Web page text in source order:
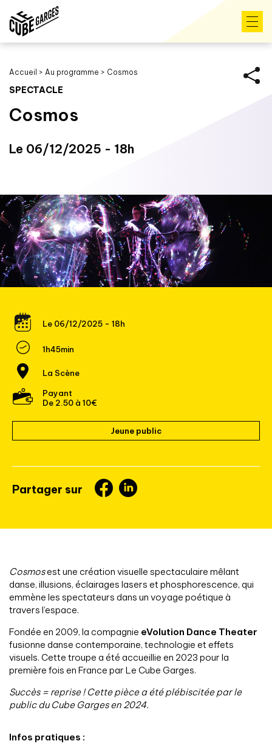
Accueil > Au programme > Cosmos
SPECTACLE
Cosmos
Le 06/12/2025 - 18h
Le 06/12/2025 - 18h
1h45min
La Scène
Payant
De 2.50 à 10€
Jeune public
Partager sur
Cosmosest une création visuelle spectaculaire mêlant
danse, illusions, éclairages lasers et phosphorescence, qui
emmène les spectateurs dans un voyage poétique à
travers l’espace.
Fondée en 2009, la compagnie eVolution Dance Theater
fusionne danse contemporaine, technologie et effets
visuels. Cette troupe a été accueillie en 2023 pour la
première fois en France par Le Cube Garges.
Succès = reprise ! Cette pièce a été plébiscitée par le
public du Cube Garges en 2024.
Infos pratiques :